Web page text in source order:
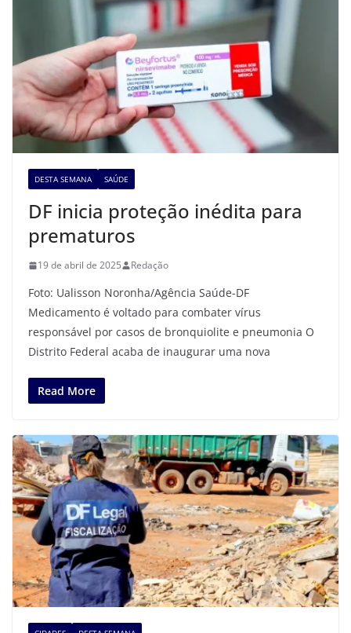
DESTA SEMANA SAÚDE
DF inicia proteção inédita para
prematuros
19 de abril de 2025 Redação
Foto: Ualisson Noronha/Agência Saúde-DF
Medicamento é voltado para combater vírus
responsável por casos de bronquiolite e pneumonia O
Distrito Federal acaba de inaugurar uma nova
Read More